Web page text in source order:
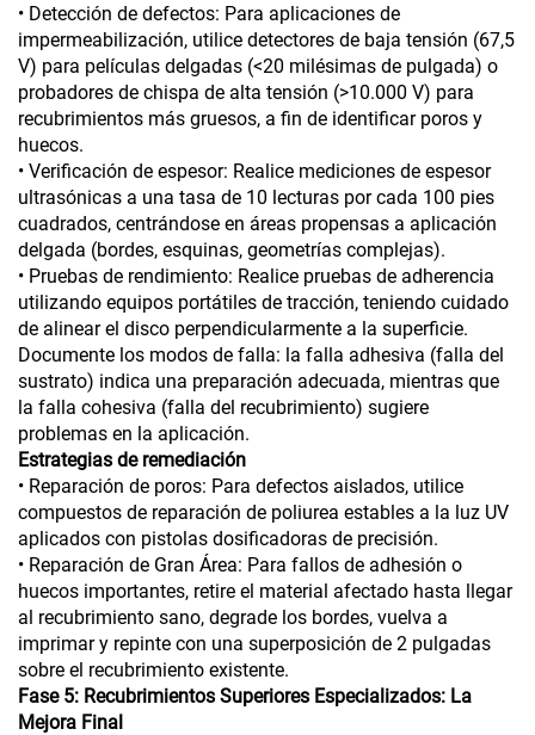
• Detección de defectos: Para aplicaciones de
impermeabilización, utilice detectores de baja tensión (67,5
V) para películas delgadas (<20 milésimas de pulgada) o
probadores de chispa de alta tensión (>10.000 V) para
recubrimientos más gruesos, a fin de identificar poros y
huecos.
• Verificación de espesor: Realice mediciones de espesor
ultrasónicas a una tasa de 10 lecturas por cada 100 pies
cuadrados, centrándose en áreas propensas a aplicación
delgada (bordes, esquinas, geometrías complejas).
• Pruebas de rendimiento: Realice pruebas de adherencia
utilizando equipos portátiles de tracción, teniendo cuidado
de alinear el disco perpendicularmente a la superficie.
Documente los modos de falla: la falla adhesiva (falla del
sustrato) indica una preparación adecuada, mientras que
la falla cohesiva (falla del recubrimiento) sugiere
problemas en la aplicación.
Estrategias de remediación
• Reparación de poros: Para defectos aislados, utilice
compuestos de reparación de poliurea estables a la luz UV
aplicados con pistolas dosificadoras de precisión.
• Reparación de Gran Área: Para fallos de adhesión o
huecos importantes, retire el material afectado hasta llegar
al recubrimiento sano, degrade los bordes, vuelva a
imprimar y repinte con una superposición de 2 pulgadas
sobre el recubrimiento existente.
Fase 5: Recubrimientos Superiores Especializados: La
Mejora Final